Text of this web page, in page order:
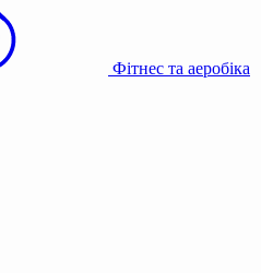
Фітнес та аеробіка